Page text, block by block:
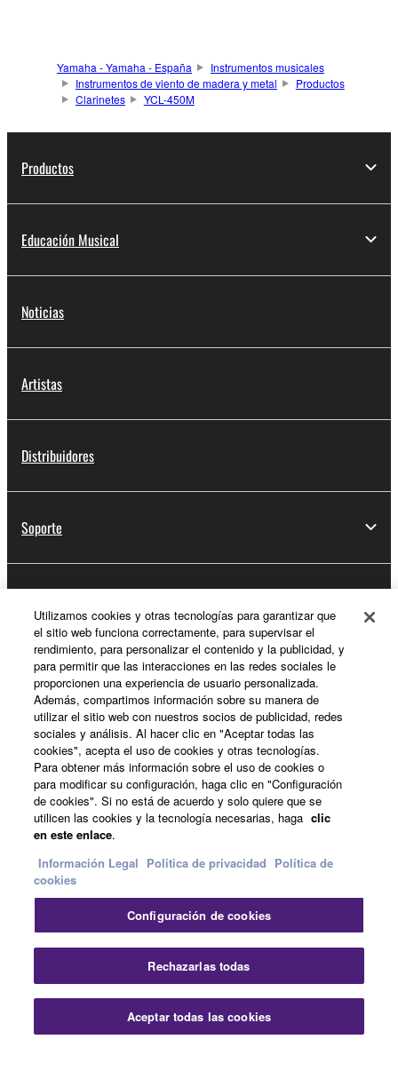
Yamaha - Yamaha - España
Instrumentos musicales
Instrumentos de viento de madera y metal
Productos
Clarinetes
YCL-450M
Productos
Educación Musical
Noticias
Artistas
Distribuidores
Soporte
Acerca de Yamaha
España - Spanish
Empresa
Contacte con nosotrosTerminos de uso
Politica de privacidadPolítica de cookies
Información Legal
© Yamaha Corporation.
Utilizamos cookies y otras tecnologías para garantizar que
el sitio web funciona correctamente, para supervisar el
rendimiento, para personalizar el contenido y la publicidad, y
para permitir que las interacciones en las redes sociales le
proporcionen una experiencia de usuario personalizada.
Además, compartimos información sobre su manera de
utilizar el sitio web con nuestros socios de publicidad, redes
sociales y análisis. Al hacer clic en "Aceptar todas las
cookies", acepta el uso de cookies y otras tecnologías.
Para obtener más información sobre el uso de cookies o
para modificar su configuración, haga clic en "Configuración
de cookies". Si no está de acuerdo y solo quiere que se
utilicen las cookies y la tecnología necesarias, haga clic
en este enlace.
Información Legal Politica de privacidad Política de
cookies
Configuración de cookies
Rechazarlas todas
Aceptar todas las cookies